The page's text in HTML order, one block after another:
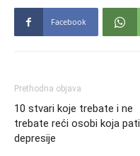
Facebook
Prethodna objava
10 stvari koje trebate i ne
trebate reći osobi koja
depresije